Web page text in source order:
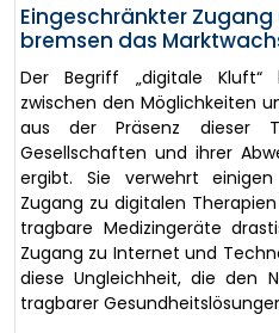
Eingeschränkter
bremsen das
Der Begriff „digitale Kluft“
zwischen den Möglichkeiten
aus der Präsenz dieser
Gesellschaften und ihrer
ergibt. Sie verwehrt einigen
Zugang zu digitalen
tragbare Medizingeräte
Zugang zu Internet und
diese Ungleichheit, die den
tragbarer